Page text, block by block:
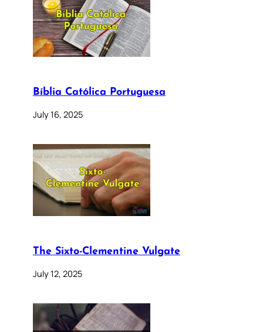
Bíblia Católica Portuguesa
July 16, 2025
The Sixto-Clementine Vulgate
July 12, 2025